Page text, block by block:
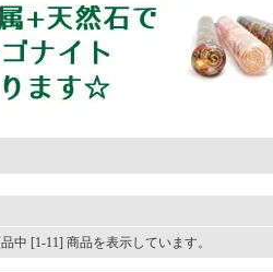
中 [1-11] 商品を表示しています。